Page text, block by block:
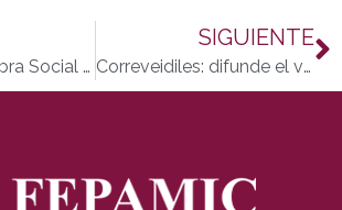
Fepamic y la Obra Social de Caja Madrid firman un acuerdo para equipar la ampliación de la Residencia de Gravemente Afectados
SIGUIENTE
Correveidiles: difunde el voluntariado contándonos en vídeo tu experiencia